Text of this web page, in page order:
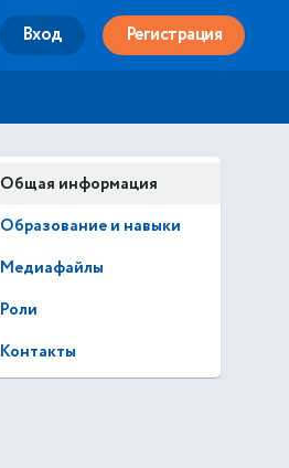
Вход Регистрация
Общая информация
Образование и навыки
Медиафайлы
Роли
Контакты